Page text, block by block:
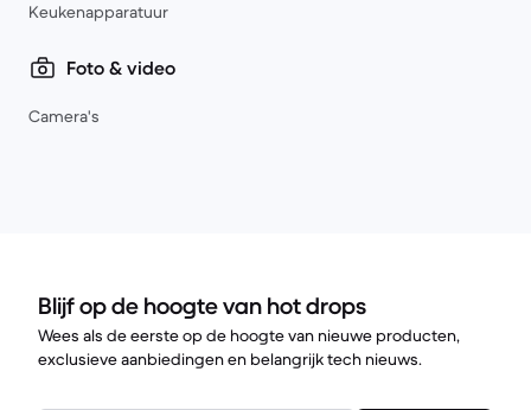
Keukenapparatuur
Foto & video
Camera's
Blijf op de hoogte van hot drops
Wees als de eerste op de hoogte van nieuwe producten,
exclusieve aanbiedingen en belangrijk tech nieuws.